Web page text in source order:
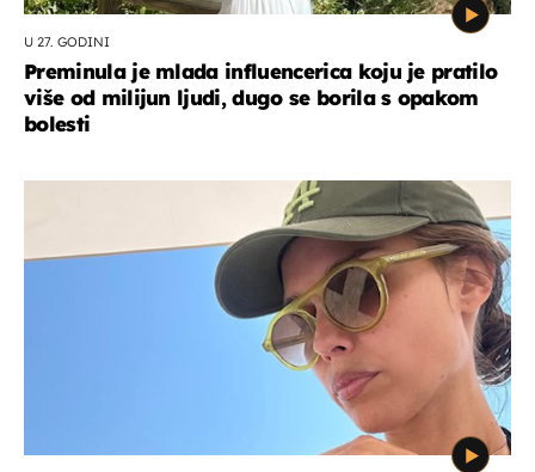
U 27. GODINI
Preminula je mlada influencerica koju je pratilo
više od milijun ljudi, dugo se borila s opakom
bolesti